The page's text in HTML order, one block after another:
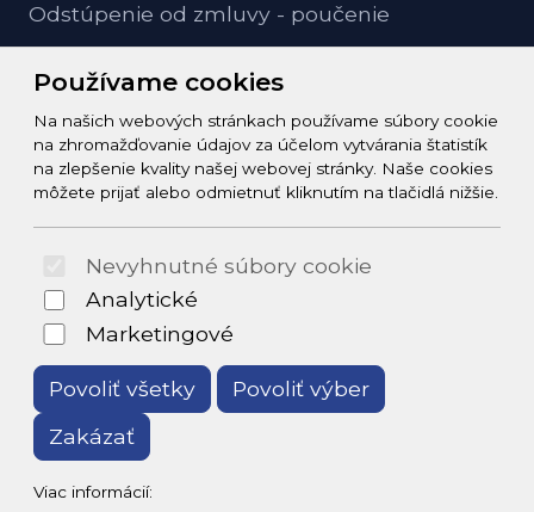
Používame cookies
Na našich webových stránkach používame súbory cookie
na zhromažďovanie údajov za účelom vytvárania štatistík
na zlepšenie kvality našej webovej stránky. Naše cookies
môžete prijať alebo odmietnuť kliknutím na tlačidlá nižšie.
Nevyhnutné súbory cookie
Analytické
Marketingové
Povoliť všetky
Povoliť výber
Zakázať
Viac informácií:
Odstúpenie od zmluvy - poučenie
Kontakt
info@zeleziarstvo-majster.sk
+421456812908
© 2026 Arrabella s.r.o., mayabella s.r.o., Všetky práva
Hosting: